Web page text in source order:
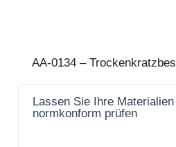
AA-0134 –
Lassen Sie Ihre Materialien
normkonform prüfen